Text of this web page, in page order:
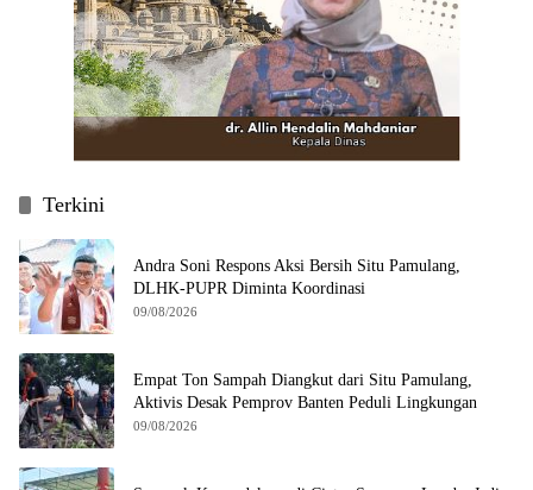
Terkini
Andra Soni Respons Aksi Bersih Situ Pamulang,
DLHK-PUPR Diminta Koordinasi
09/08/2026
Empat Ton Sampah Diangkut dari Situ Pamulang,
Aktivis Desak Pemprov Banten Peduli Lingkungan
09/08/2026